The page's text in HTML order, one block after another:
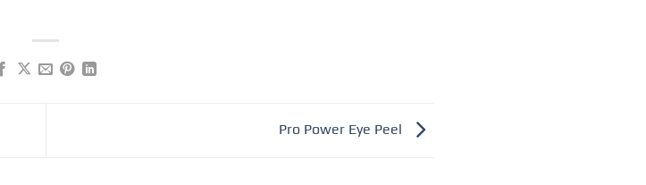
Pro Power Eye Peel